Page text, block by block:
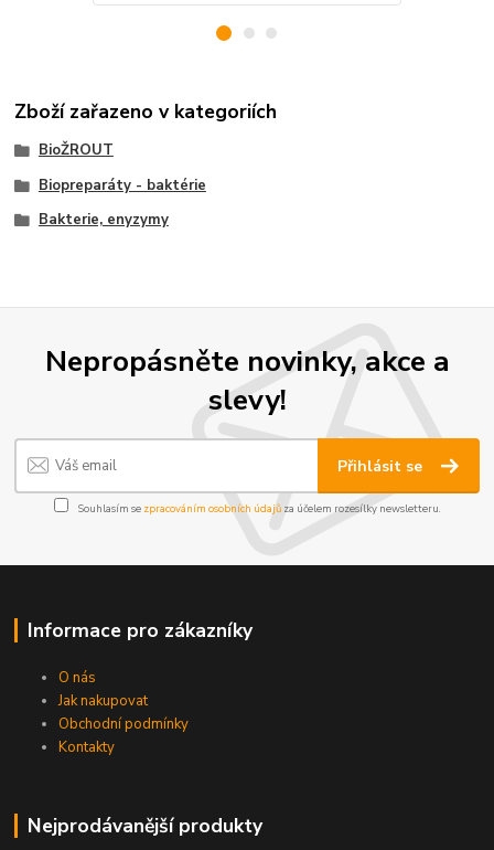
Zboží zařazeno v kategoriích
BioŽROUT
Biopreparáty - baktérie
Bakterie, enyzymy
Nepropásněte novinky, akce a
slevy!
Přihlásit se
Souhlasím se zpracováním osobních údajůza účelem rozesílky newsletteru.
Informace pro zákazníky
O nás
Jak nakupovat
Obchodní podmínky
Kontakty
Nejprodávanější produkty